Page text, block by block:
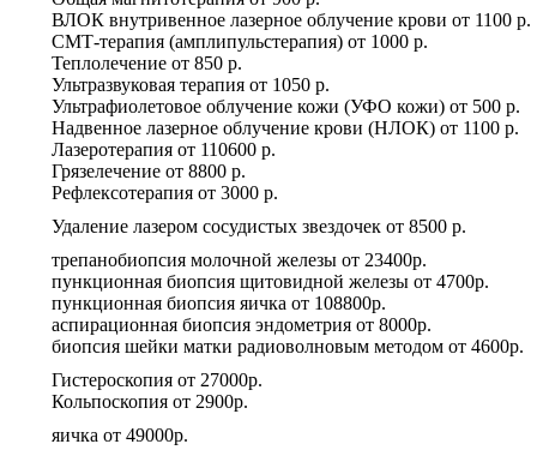
ВЛОК внутривенное лазерное облучение крови от 1100 р.
СМТ-терапия (амплипульстерапия) от 1000 р.
Теплолечение от 850 р.
Ультразвуковая терапия от 1050 р.
Ультрафиолетовое облучение кожи (УФО кожи) от 500 р.
Надвенное лазерное облучение крови (НЛОК) от 1100 р.
Лазеротерапия от 110600 р.
Грязелечение от 8800 р.
Рефлексотерапия от 3000 р.
Удаление лазером сосудистых звездочек от 8500 р.
трепанобиопсия молочной железы от 23400р.
пункционная биопсия щитовидной железы от 4700р.
пункционная биопсия яичка от 108800р.
аспирационная биопсия эндометрия от 8000р.
биопсия шейки матки радиоволновым методом от 4600р.
Гистероскопия от 27000р.
Кольпоскопия от 2900р.
яичка от 49000р.